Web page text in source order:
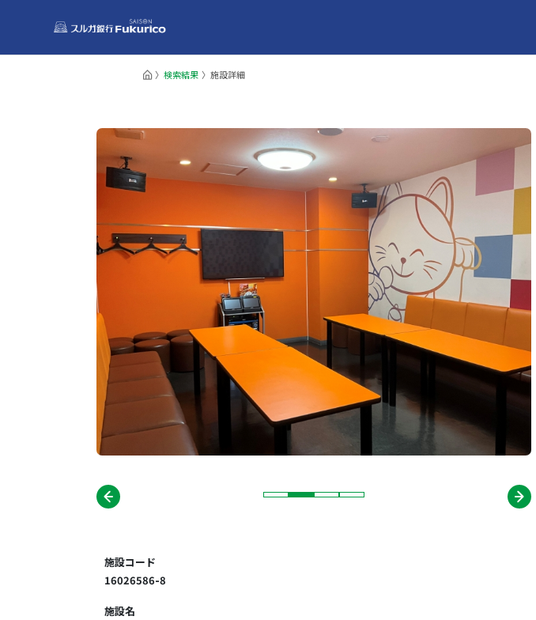
検索結果 施設詳細
施設コード
16026586-8
施設名